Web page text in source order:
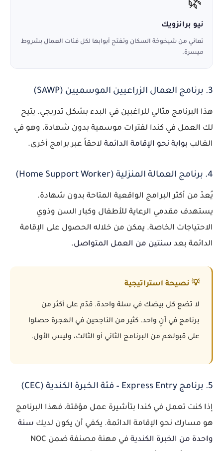
🌿
نيو برانزويك
تعاني من شيخوخة السكان وتفتح أبوابها لكل فئات العمال بشروط
ميسرة.
3. برنامج العمال الزراعيين الموسميين (SAWP)
هذا البرنامج مثالي للراغبين في البدء بشكل تدريجي. يتيح
لك العمل في كندا لفترات موسمية بدون شهادة، وهو في
الغالب بوابة نحو الإقامة الدائمة لاحقاً عبر برامج أخرى.
4. برنامج العمالة المنزلية (Home Support Worker)
يُعدّ من أكثر البرامج الواقعية المتاحة بدون شهادة.
يستهدف مقدمي الرعاية للأطفال وكبار السن وذوي
الاحتياجات الخاصة. يمكن من خلاله الحصول على الإقامة
الدائمة بعد سنتين من العمل المتواصل.
💡 نصيحة استراتيجية
لا تضع كل بيضك في سلة واحدة. قدّم على أكثر من
برنامج في آنٍ واحد. كثير من الناجحين في الهجرة حصلوا
على قبولهم من البرنامج الثاني أو الثالث، وليس الأول.
5. برنامج Express Entry – فئة الخبرة الكندية (CEC)
إذا كنت تعمل في كندا بتأشيرة عمل مؤقتة، فهذا البرنامج
هو مسارك نحو الإقامة الدائمة. يكفي أن يكون لديك سنة
واحدة من الخبرة الكندية
في مهنة مصنفة ضمن NOC